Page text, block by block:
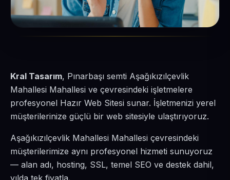
Kral Tasarım, Pınarbaşı semti Aşağıkızılçevlik
Mahallesi Mahallesi ve çevresindeki işletmelere
profesyonel Hazır Web Sitesi sunar. İşletmenizi yerel
müşterilerinize güçlü bir web sitesiyle ulaştırıyoruz.
Aşağıkızılçevlik Mahallesi Mahallesi çevresindeki
müşterilerimize aynı profesyonel hizmeti sunuyoruz
— alan adı, hosting, SSL, temel SEO ve destek dahil,
yılda tek fiyatla.